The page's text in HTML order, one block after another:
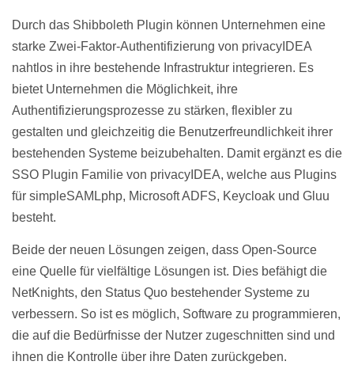
Durch das Shibboleth Plugin können Unternehmen eine
starke Zwei-Faktor-Authentifizierung von privacyIDEA
nahtlos in ihre bestehende Infrastruktur integrieren. Es
bietet Unternehmen die Möglichkeit, ihre
Authentifizierungsprozesse zu stärken, flexibler zu
gestalten und gleichzeitig die Benutzerfreundlichkeit ihrer
bestehenden Systeme beizubehalten. Damit ergänzt es die
SSO Plugin Familie von privacyIDEA, welche aus Plugins
für simpleSAMLphp, Microsoft ADFS, Keycloak und Gluu
besteht.
Beide der neuen Lösungen zeigen, dass Open-Source
eine Quelle für vielfältige Lösungen ist. Dies befähigt die
NetKnights, den Status Quo bestehender Systeme zu
verbessern. So ist es möglich, Software zu programmieren,
die auf die Bedürfnisse der Nutzer zugeschnitten sind und
ihnen die Kontrolle über ihre Daten zurückgeben.